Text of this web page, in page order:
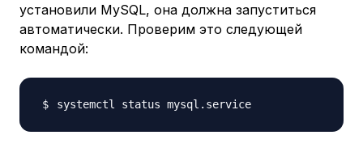
установили MySQL, она должна запуститься
автоматически. Проверим это следующей
командой: